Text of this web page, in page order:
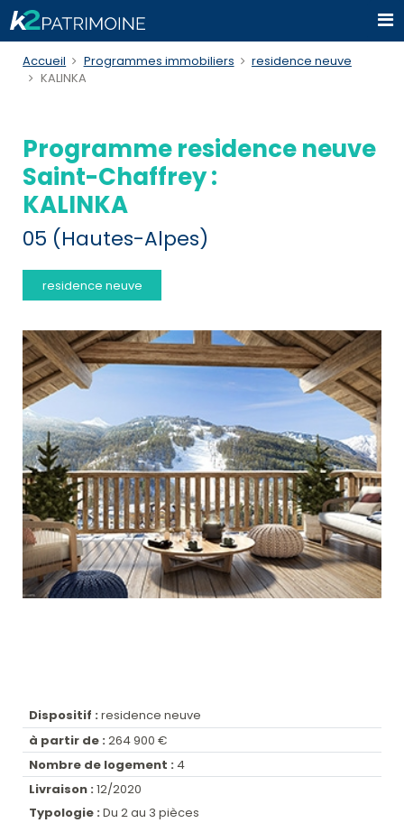
Accueil Programmes immobiliers
residence neuve
KALINKA
Programme residence neuve
Saint-Chaffrey :
KALINKA
05 (Hautes-Alpes)
residence neuve
Dispositif : residence neuve
à partir de : 264 900 €
Nombre de logement : 4
Livraison : 12/2020
Typologie : Du 2 au 3 pièces